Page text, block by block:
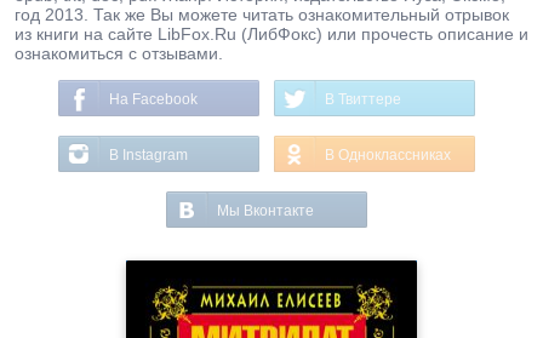
год 2013. Так же Вы можете читать ознакомительный отрывок
из книги на сайте LibFox.Ru (ЛибФокс) или прочесть описание и
ознакомиться с отзывами.
На Facebook В Твиттере
В Instagram В Одноклассниках
Мы Вконтакте